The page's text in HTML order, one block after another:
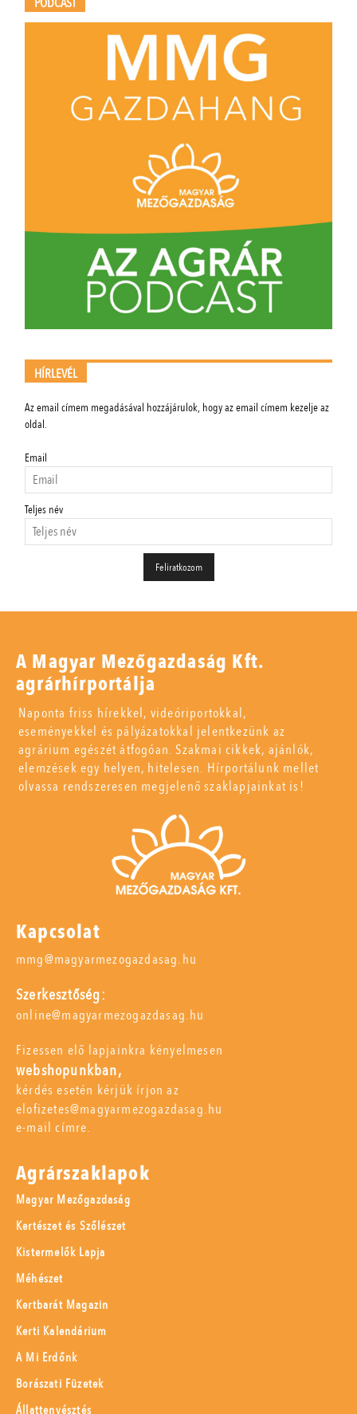
HÍRLEVÉL
Az email címem megadásával hozzájárulok, hogy az email címem kezelje az
oldal.
Email
Teljes név
A Magyar Mezőgazdaság Kft.
agrárhírportálja
Naponta friss hírekkel, videóriportokkal,
eseményekkel és pályázatokkal jelentkezünk az
agrárium egészét átfogóan. Szakmai cikkek, ajánlók,
elemzések egy helyen, hitelesen. Hírportálunk mellet
olvassa rendszeresen megjelenő szaklapjainkat is!
Kapcsolat
mmg@magyarmezogazdasag.hu
Szerkesztőség:
online@magyarmezogazdasag.hu
Fizessen elő lapjainkra kényelmesen
webshopunkban,
kérdés esetén kérjük írjon az
elofizetes@magyarmezogazdasag.hu
e-mail címre.
Agrárszaklapok
Magyar Mezőgazdaság
Kertészet és Szőlészet
Kistermelők Lapja
Méhészet
Kertbarát Magazin
Kerti Kalendárium
A Mi Erdőnk
Borászati Füzetek
Állattenyésztés